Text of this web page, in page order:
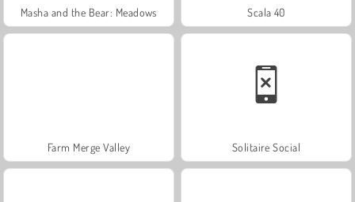
Masha and the Bear: Meadows Scala 40
Farm Merge Valley Solitaire Social